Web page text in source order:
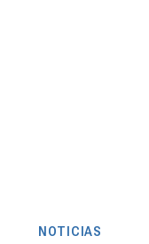
NOTICIAS